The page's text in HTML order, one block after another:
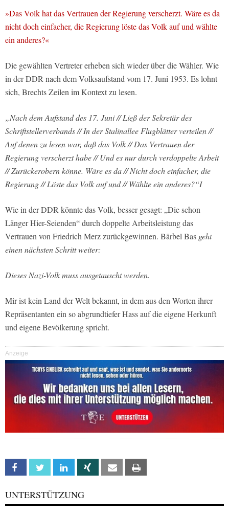
»Das Volk hat das Vertrauen der Regierung verscherzt. Wäre es da
nicht doch einfacher, die Regierung löste das Volk auf und wählte
ein anderes?«
Die gewählten Vertreter erheben sich wieder über die Wähler. Wie
in der DDR nach dem Volksaufstand vom 17. Juni 1953. Es lohnt
sich, Brechts Zeilen im Kontext zu lesen.
„Nach dem Aufstand des 17. Juni // Ließ der Sekretär des
Schriftstellerverbands // In der Stalinallee Flugblätter verteilen //
Auf denen zu lesen war, daß das Volk // Das Vertrauen der
Regierung verscherzt habe // Und es nur durch verdoppelte Arbeit
// Zurückerobern könne. Wäre es da // Nicht doch einfacher, die
Regierung // Löste das Volk auf und // Wählte ein anderes?“I
Wie in der DDR könnte das Volk, besser gesagt: „Die schon
Länger Hier-Seienden“ durch doppelte Arbeitsleistung das
Vertrauen von Friedrich Merz zurückgewinnen. Bärbel Bas geht
einen nächsten Schritt weiter:
Dieses Nazi-Volk muss ausgetauscht werden.
Mir ist kein Land der Welt bekannt, in dem aus den Worten ihrer
Repräsentanten ein so abgrundtiefer Hass auf die eigene Herkunft
und eigene Bevölkerung spricht.
Anzeige
Facebook Twitter Linkedin Xing Email
UNTERSTÜTZUNG